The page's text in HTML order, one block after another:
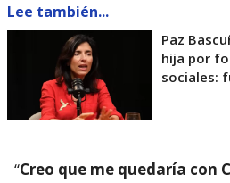
Lee también...
Paz
hija por
sociales:
“Creo que me quedaría con